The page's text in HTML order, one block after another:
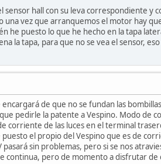
sensor hall con su leva correspondiente
una vez que arranquemos el motor hay
he puesto lo que he hecho en la tapa
la tapa, para que no se vea el sensor,
de que no se fundan las
pedirle la patente a Vespino. Modo de
corriente de las luces en el terminal
puesto el propio del Vespino que es de
pasará sin problemas, pero si se nos
continua, pero de momento a disfrutar de